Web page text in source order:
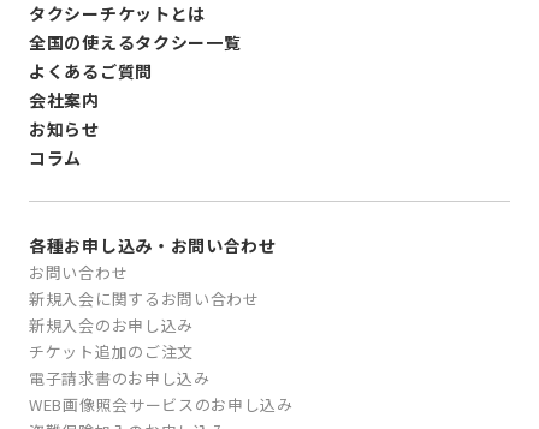
タクシーチケットとは
全国の使えるタクシー一覧
よくあるご質問
会社案内
お知らせ
コラム
各種お申し込み・お問い合わせ
お問い合わせ
新規入会に関するお問い合わせ
新規入会のお申し込み
チケット追加のご注文
電子請求書のお申し込み
WEB画像照会サービスのお申し込み